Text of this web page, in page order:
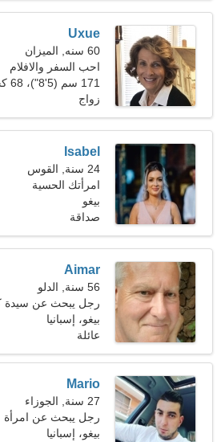
Uxue
60 سنه, الميزان
احب السفر والافلام
171
(149 رطلا)زواج
Isabel
24 سنة, القوس
امرأتك الحسية
بيغو
صداقة
Aimar
56 سنة, الدلو
رجل يبحث عن سيدة
بيغو، إسبانيا
عائلة
Mario
27 سنة, الجوزاء
رجل يبحث عن امرأة
بيغو، إسبانيا